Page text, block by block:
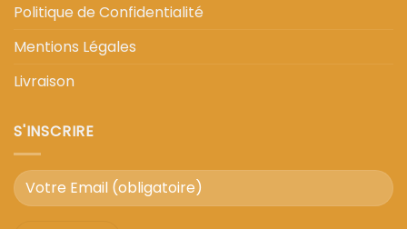
Politique de Confidentialité
Mentions Légales
Livraison
S'INSCRIRE